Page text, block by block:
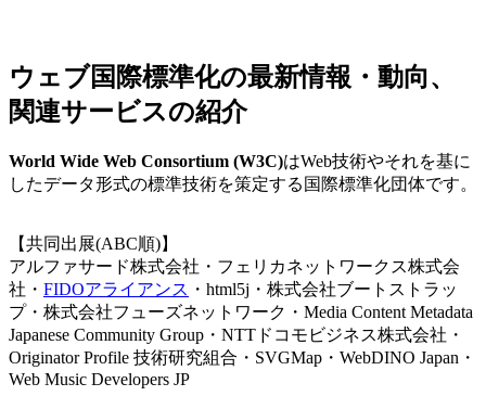
ウェブ国際標準化の最新情報・動向、
関連サービスの紹介
World Wide Web Consortium (W3C)はWeb技術やそれを基に
したデータ形式の標準技術を策定する国際標準化団体です。
【共同出展(ABC順)】
アルファサード株式会社・フェリカネットワークス株式会
社・ FIDOアライアンス ・html5j・株式会社ブートストラッ
プ・株式会社フューズネットワーク・Media Content Metadata
Japanese Community Group・NTTドコモビジネス株式会社・
Originator Profile 技術研究組合・SVGMap・WebDINO Japan・
Web Music Developers JP